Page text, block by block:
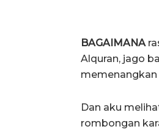
BAGAIMANA
Alquran, jago
Dan aku
rombongan